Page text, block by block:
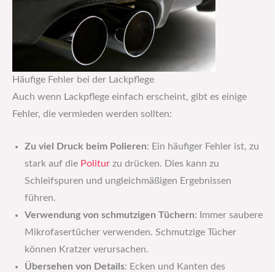
Häufige Fehler bei der Lackpflege
Auch wenn Lackpflege einfach erscheint, gibt es einige
Fehler, die vermieden werden sollten:
Zu viel Druck beim Polieren: Ein häufiger Fehler ist, zu
stark auf die Politur zu drücken. Dies kann zu
Schleifspuren und ungleichmäßigen Ergebnissen
führen.
Verwendung von schmutzigen Tüchern: Immer saubere
Mikrofasertücher verwenden. Schmutzige Tücher
können Kratzer verursachen.
Übersehen von Details: Ecken und Kanten des